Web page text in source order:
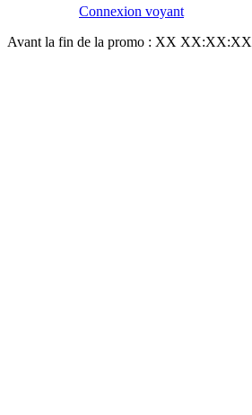
Connexion voyant
Avant la fin de la promo : XX XX:XX:XX